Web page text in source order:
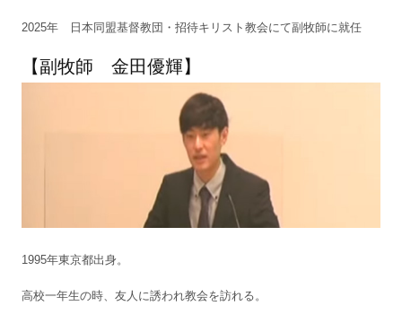
2025年 日本同盟基督教団・招待キリスト教会にて副牧師に就任
【副牧師 金田優輝】
1995年東京都出身。
高校一年生の時、友人に誘われ教会を訪れる。